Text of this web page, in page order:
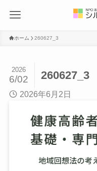
ホーム 260627_3
260627_3
2026
6/02
2026年6月2日